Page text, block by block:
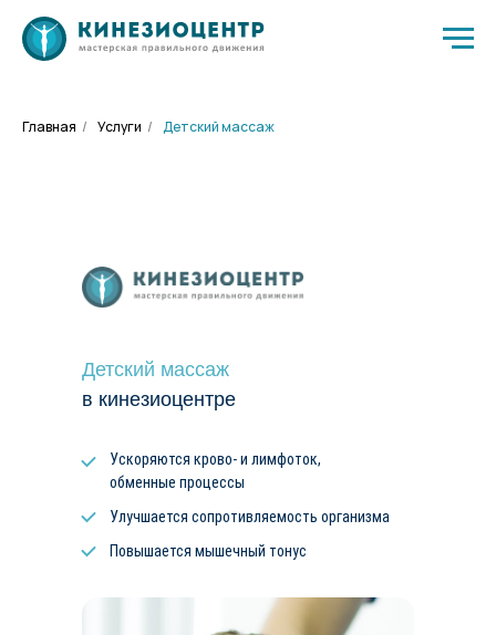
Главная / Услуги / Детский массаж
Детский массаж
в кинезиоцентре
Улучшается сопротивляемость организма
Ускоряются крово- и лимфоток,
обменные процессы
Повышается мышечный тонус